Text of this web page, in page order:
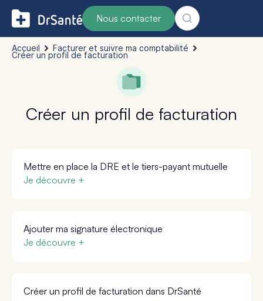
Nous contacter
Accueil Facturer et suivre ma comptabilité
Créer un profil de facturation
Créer un profil de facturation
Mettre en place la DRE et le tiers-payant mutuelle
Je découvre +
Ajouter ma signature électronique
Je découvre +
Créer un profil de facturation dans DrSanté